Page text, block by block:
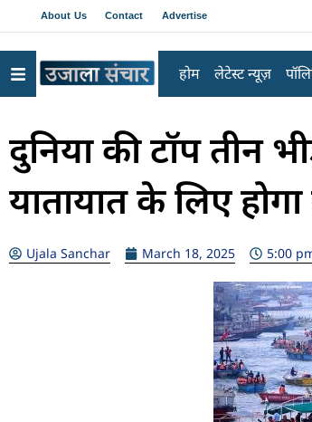
About Us Contact Advertise
होम लेटेस्ट न्यूज़
दुनिया की टॉप तीन
यातायात के लिए
Ujala Sanchar March 18, 2025 5:00